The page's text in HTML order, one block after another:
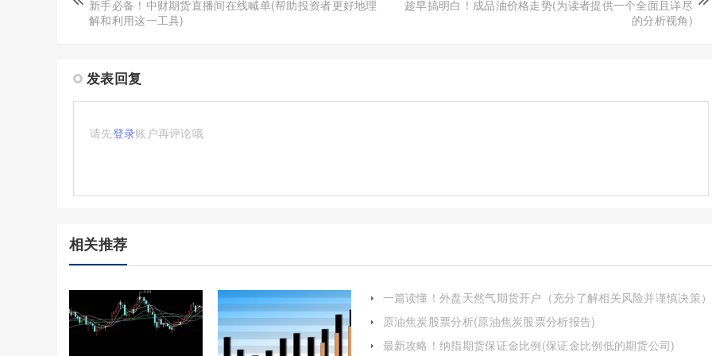
新手必备！中财期货直播间在线喊单(帮助投资者更好地理
解和利用这一工具)
趁早搞明白！成品油价格走势(为读者提供一个全面且详尽
的分析视角)
发表回复
请先登录账户再评论哦
相关推荐
一篇读懂！外盘天然气期货开户（充分了解相关风险并谨慎决策）
原油焦炭股票分析(原油焦炭股票分析报告)
最新攻略！纳指期货保证金比例(保证金比例低的期货公司)